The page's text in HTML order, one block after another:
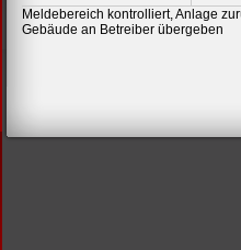
Meldebereich kontrolliert, Anlage
Gebäude an Betreiber übergeben